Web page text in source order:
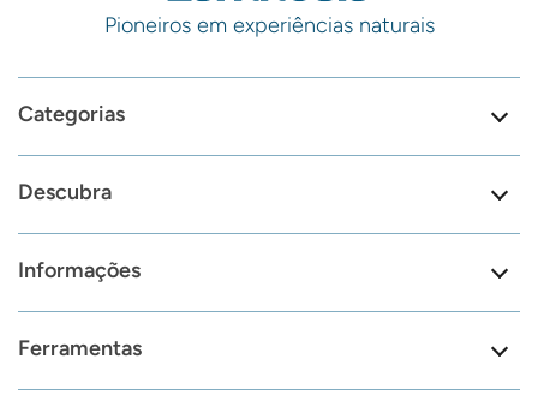
Pioneiros em experiências naturais
Categorias
Descubra
Informações
Ferramentas